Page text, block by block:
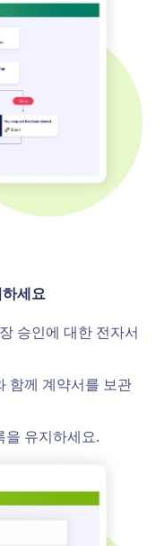
세요
승인에 대한 전자서
함께 계약서를 보관
을 유지하세요.